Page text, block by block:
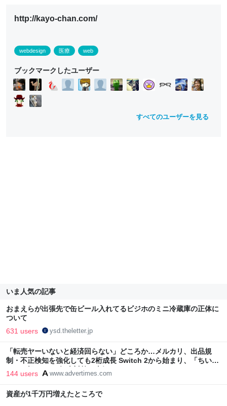
http://kayo-chan.com/
webdesign 医療 web
ブックマークしたユーザー
すべてのユーザーを見る
いま人気の記事
おまえらが出張先で缶ビール入れてるビジホのミニ冷蔵庫の正体に
ついて
631 users ysd.theletter.jp
「転売ヤーいないと経済回らない」どころか…メルカリ、出品規
制・不正検知を強化しても2桁成長 Switch 2から始まり、「ちいか
わ」で極まった“転売対策の本気”
144 users www.advertimes.com
資産が1千万円増えたところで